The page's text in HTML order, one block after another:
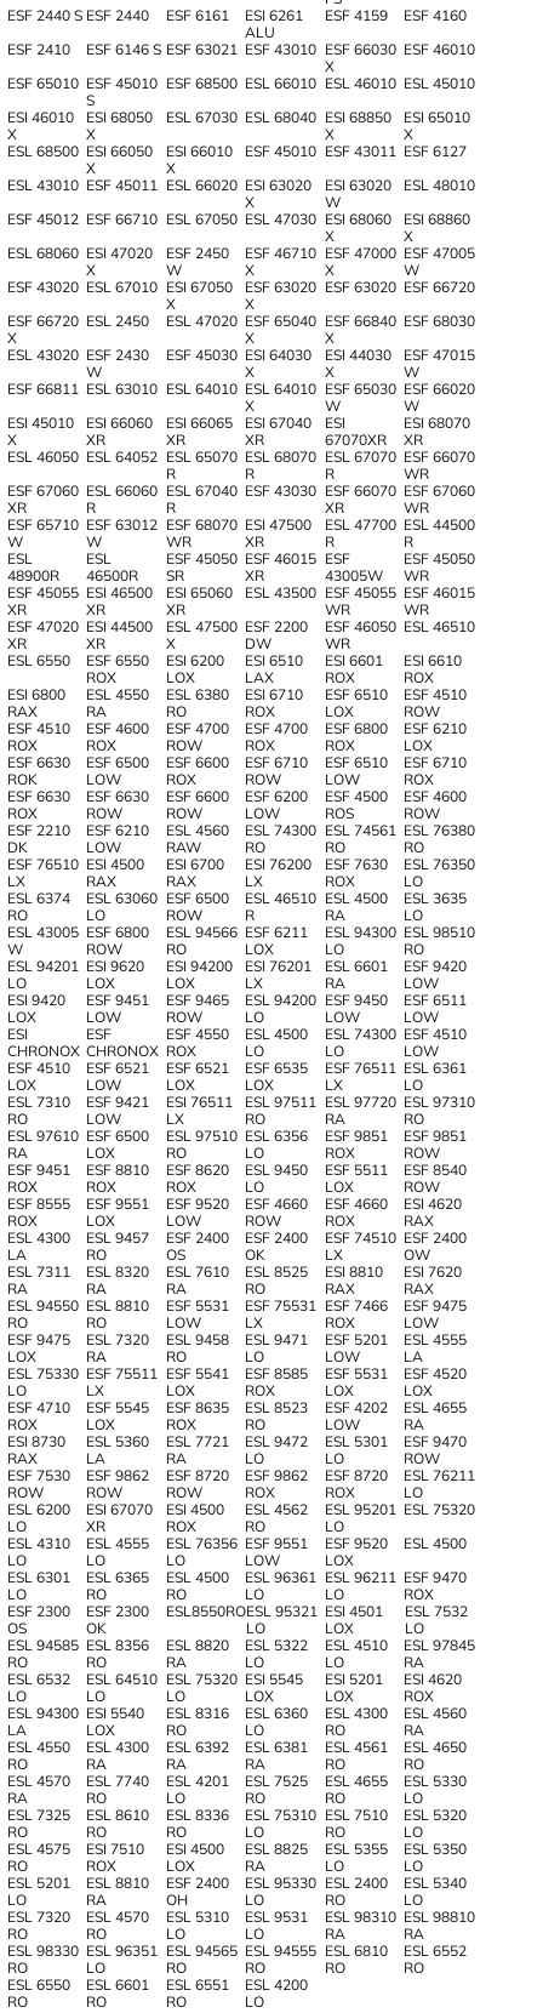
ESF 2440 S ESF 2440 ESF 6161
ESI 6261
ALU
ESF 4159
ESF 4160
ESF 2410
ESF 6146 S ESF 63021 ESF 43010 ESF 66030
X
ESF 46010
ESF 65010 ESF 45010
S
ESF 68500 ESL 66010 ESL 46010 ESL 45010
ESI 46010
X
ESI 68050
X
ESL 67030 ESL 68040 ESI 68850
X
ESI 65010
X
ESL 68500 ESI 66050
X
ESI 66010
X
ESF 45010 ESF 43011 ESF 6127
ESL 43010 ESF 45011 ESL 66020 ESI 63020
X
ESI 63020
W
ESL 48010
ESF 45012 ESF 66710 ESL 67050 ESL 47030 ESI 68060
X
ESI 68860
X
ESL 68060 ESI 47020
X
ESF 2450
W
ESF 46710
X
ESF 47000
X
ESF 47005
W
ESF 43020 ESL 67010 ESI 67050
X
ESF 63020
Х
ESF 63020 ESF 66720
ESF 66720
X
ESL 2450 ESL 47020 ESF 65040
X
ESF 66840
X
ESF 68030
ESL 43020 ESF 2430
W
ESF 45030 ESI 64030
X
ESI 44030
X
ESF 47015
W
ESF 66811 ESL 63010 ESL 64010 ESL 64010
X
ESF 65030
W
ESF 66020
W
ESI 45010
X
ESI 66060
XR
ESI 66065
XR
ESI 67040
XR
ESI
67070XR
ESI 68070
XR
ESL 46050 ESL 64052 ESL 65070
R
ESL 68070
R
ESL 67070
R
ESF 66070
WR
ESF 67060
XR
ESL 66060
R
ESL 67040
R
ESF 43030 ESF 66070
XR
ESF 67060
WR
ESF 65710
W
ESF 63012
W
ESF 68070
WR
ESI 47500
XR
ESL 47700
R
ESL 44500
R
ESL
48900R
ESL
46500R
ESF 45050
SR
ESF 46015
XR
ESF
43005W
ESF 45050
WR
ESF 45055
XR
ESI 46500
XR
ESI 65060
XR
ESL 43500 ESF 45055
WR
ESF 46015
WR
ESF 47020
XR
ESI 44500
XR
ESL 47500
X
ESF 2200
DW
ESF 46050
WR
ESL 46510
ESL 6550
ESF 6550
ROX
ESI 6200
LOX
ESI 6510
LAX
ESI 6601
ROX
ESI 6610
ROX
ESI 6800
RAX
ESL 4550
RA
ESL 6380
RO
ESI 6710
ROX
ESF 6510
LOX
ESF 4510
ROW
ESF 4510
ROX
ESF 4600
ROX
ESF 4700
ROW
ESF 4700
ROX
ESF 6800
ROX
ESF 6210
LOX
ESF 6630
ROK
ESF 6500
LOW
ESF 6600
ROX
ESF 6710
ROW
ESF 6510
LOW
ESF 6710
ROX
ESF 6630
ROX
ESF 6630
ROW
ESF 6600
ROW
ESF 6200
LOW
ESF 4500
ROS
ESF 4600
ROW
ESF 2210
DK
ESF 6210
LOW
ESL 4560
RAW
ESL 74300
RO
ESL 74561
RO
ESL 76380
RO
ESF 76510
LX
ESI 4500
RAX
ESI 6700
RAX
ESI 76200
LX
ESF 7630
ROX
ESL 76350
LO
ESL 6374
RO
ESL 63060
LO
ESF 6500
ROW
ESL 46510
R
ESL 4500
RA
ESL 3635
LO
ESL 43005
W
ESF 6800
ROW
ESL 94566
RO
ESF 6211
LOX
ESL 94300
LO
ESL 98510
RO
ESL 94201
LO
ESI 9620
LOX
ESI 94200
LOX
ESI 76201
LX
ESL 6601
RA
ESF 9420
LOW
ESI 9420
LOX
ESF 9451
LOW
ESF 9465
ROW
ESL 94200
LO
ESF 9450
LOW
ESF 6511
LOW
ESI
CHRONOX
ESF
CHRONOX
ESF 4550
ROX
ESL 4500
LO
ESL 74300
LO
ESF 4510
LOW
ESF 4510
LOX
ESF 6521
LOW
ESF 6521
LOX
ESF 6535
LOX
ESF 76511
LX
ESL 6361
LO
ESL 7310
RO
ESF 9421
LOW
ESI 76511
LX
ESL 97511
RO
ESL 97720
RA
ESL 97310
RO
ESL 97610
RA
ESF 6500
LOX
ESL 97510
RO
ESL 6356
LO
ESF 9851
ROX
ESF 9851
ROW
ESF 9451
ROX
ESF 8810
ROX
ESF 8620
ROX
ESL 9450
LO
ESF 5511
LOX
ESF 8540
ROW
ESF 8555
ROX
ESF 9551
LOX
ESF 9520
LOW
ESF 4660
ROW
ESF 4660
ROX
ESI 4620
RAX
ESL 4300
LA
ESL 9457
RO
ESF 2400
OS
ESF 2400
OK
ESF 74510
LX
ESF 2400
OW
ESL 7311
RA
ESL 8320
RA
ESL 7610
RA
ESL 8525
RO
ESI 8810
RAX
ESI 7620
RAX
ESL 94550
RO
ESL 8810
RO
ESF 5531
LOW
ESF 75531
LX
ESF 7466
ROX
ESF 9475
LOW
ESF 9475
LOX
ESL 7320
RA
ESL 9458
RO
ESL 9471
LO
ESF 5201
LOW
ESL 4555
LA
ESL 75330
LO
ESF 75511
LX
ESF 5541
LOX
ESF 8585
ROX
ESF 5531
LOX
ESF 4520
LOX
ESF 4710
ROX
ESF 5545
LOX
ESF 8635
ROX
ESL 8523
RO
ESF 4202
LOW
ESL 4655
RA
ESI 8730
RAX
ESL 5360
LA
ESL 7721
RA
ESL 9472
LO
ESL 5301
LO
ESF 9470
ROW
ESF 7530
ROW
ESF 9862
ROW
ESF 8720
ROW
ESF 9862
ROX
ESF 8720
ROX
ESL 76211
LO
ESL 6200
LO
ESI 67070
XR
ESI 4500
ROX
ESL 4562
RO
ESL 95201
LO
ESL 75320
ESL 4310
LO
ESL 4555
LO
ESL 76356
LO
ESF 9551
LOW
ESF 9520
LOX
ESL 4500
ESL 6301
LO
ESL 6365
RO
ESL 4500
RO
ESL 96361
LO
ESL 96211
LO
ESF 9470
ROX
ESF 2300
OS
ESF 2300
OK
ESL8550ROESL 95321
LO
ESI 4501
LOX
ESL 7532
LO
ESL 94585
RO
ESL 8356
RO
ESL 8820
RA
ESL 5322
LO
ESL 4510
LO
ESL 97845
RA
ESL 6532
LO
ESL 64510
LO
ESL 75320
LO
ESI 5545
LOX
ESI 5201
LOX
ESI 4620
ROX
ESL 94300
LA
ESI 5540
LOX
ESL 8316
RO
ESL 6360
LO
ESL 4300
RO
ESL 4560
RA
ESL 4550
RO
ESL 4300
RA
ESL 6392
RA
ESL 6381
RA
ESL 4561
RO
ESL 4650
RO
ESL 4570
RA
ESL 7740
RO
ESL 4201
LO
ESL 7525
RO
ESL 4655
RO
ESL 5330
LO
ESL 7325
RO
ESL 8610
RO
ESL 8336
RO
ESL 75310
LO
ESL 7510
RO
ESL 5320
LO
ESL 4575
RO
ESI 7510
ROX
ESI 4500
LOX
ESL 8825
RA
ESL 5355
LO
ESL 5350
LO
ESL 5201
LO
ESL 8810
RA
ESF 2400
OH
ESL 95330
LO
ESL 2400
RO
ESL 5340
LO
ESL 7320
RO
ESL 4570
RO
ESL 5310
LO
ESL 9531
LO
ESL 98310
RA
ESL 98810
RA
ESL 98330
RO
ESL 96351
LO
ESL 94565
RO
ESL 94555
RO
ESL 6810
RO
ESL 6552
RO
ESL 6550
RO
ESL 6601
RO
ESL 6551
RO
ESL 4200
LO